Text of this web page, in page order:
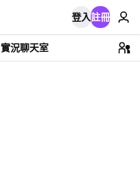
登入註冊
實況聊天室